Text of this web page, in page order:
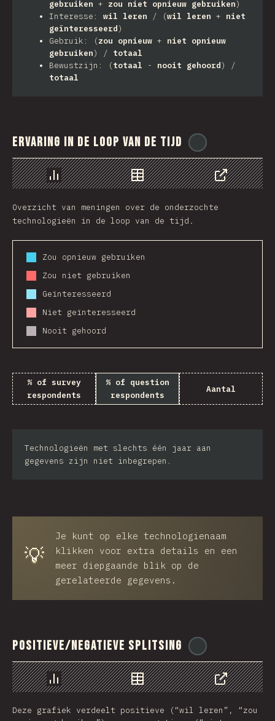
gebruiken + zou niet opnieuw gebruiken)
Interesse: wil leren / (wil leren + niet
geïnteresseerd)
Gebruik: (zou opnieuw + niet opnieuw
gebruiken) / totaal
Bewustzijn: (totaal - nooit gehoord) /
totaal
Ervaring in de loop van de tijd
Chart Data
Share
Overzicht van meningen over de onderzochte
technologieën in de loop van de tijd.
Zou opnieuw gebruiken
Zou niet gebruiken
Geïnteresseerd
Niet geïnteresseerd
Nooit gehoord
% of survey
respondents
% of question
respondents
Aantal
Technologieën met slechts één jaar aan
gegevens zijn niet inbegrepen.
💡
Je kunt op elke technologienaam
klikken voor extra details en een
meer diepgaande blik op de
gerelateerde gegevens.
Positieve/Negatieve splitsing
Chart Data
Share
Deze grafiek verdeelt positieve (“wil leren”, “zou